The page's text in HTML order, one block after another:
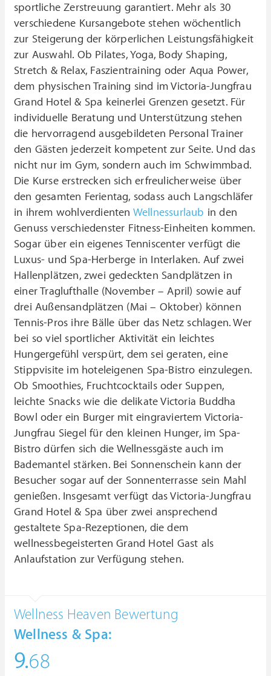
sportliche Zerstreuung garantiert. Mehr als 30
verschiedene Kursangebote stehen wöchentlich
zur Steigerung der körperlichen Leistungsfähigkeit
zur Auswahl. Ob Pilates, Yoga, Body Shaping,
Stretch & Relax, Faszientraining oder Aqua Power,
dem physischen Training sind im Victoria-Jungfrau
Grand Hotel & Spa keinerlei Grenzen gesetzt. Für
individuelle Beratung und Unterstützung stehen
die hervorragend ausgebildeten Personal Trainer
den Gästen jederzeit kompetent zur Seite. Und das
nicht nur im Gym, sondern auch im Schwimmbad.
Die Kurse erstrecken sich erfreulicherweise über
den gesamten Ferientag, sodass auch Langschläfer
in ihrem wohlverdienten Wellnessurlaub in den
Genuss verschiedenster Fitness-Einheiten kommen.
Sogar über ein eigenes Tenniscenter verfügt die
Luxus- und Spa-Herberge in Interlaken. Auf zwei
Hallenplätzen, zwei gedeckten Sandplätzen in
einer Traglufthalle (November – April) sowie auf
drei Außensandplätzen (Mai – Oktober) können
Tennis-Pros ihre Bälle über das Netz schlagen. Wer
bei so viel sportlicher Aktivität ein leichtes
Hungergefühl verspürt, dem sei geraten, eine
Stippvisite im hoteleigenen Spa-Bistro einzulegen.
Ob Smoothies, Fruchtcocktails oder Suppen,
leichte Snacks wie die delikate Victoria Buddha
Bowl oder ein Burger mit eingraviertem Victoria-
Jungfrau Siegel für den kleinen Hunger, im Spa-
Bistro dürfen sich die Wellnessgäste auch im
Bademantel stärken. Bei Sonnenschein kann der
Besucher sogar auf der Sonnenterrasse sein Mahl
genießen. Insgesamt verfügt das Victoria-Jungfrau
Grand Hotel & Spa über zwei ansprechend
gestaltete Spa-Rezeptionen, die dem
wellnessbegeisterten Grand Hotel Gast als
Anlaufstation zur Verfügung stehen.
Wellness Heaven Bewertung
Wellness & Spa:
9.68